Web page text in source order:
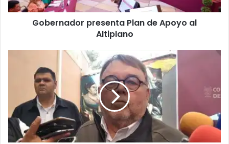
Gobernador presenta Plan de Apoyo al
Altiplano